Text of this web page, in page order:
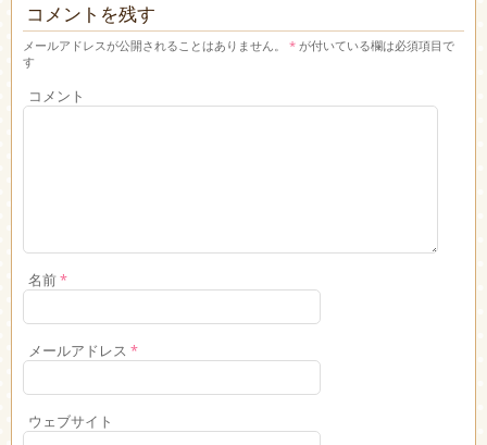
コメントを残す
メールアドレスが公開されることはありません。 * が付いている欄は必須項目で
す
コメント
名前*
メールアドレス *
ウェブサイト